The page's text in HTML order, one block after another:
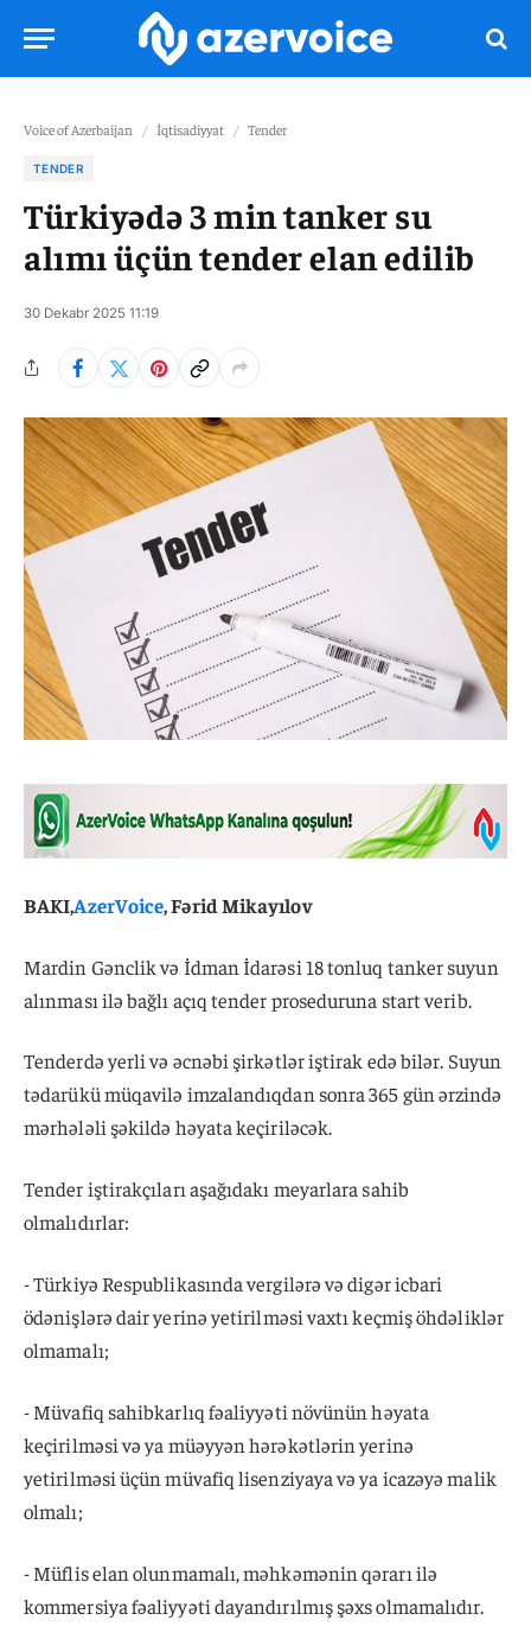
Voice of Azerbaijan / İqtisadiyyat / Tender
TENDER
Türkiyədə 3 min tanker su
alımı üçün tender elan edilib
30 Dekabr 2025 11:19
BAKI,AzerVoice, Fərid Mikayılov
Mardin Gənclik və İdman İdarəsi 18 tonluq tanker suyun
alınması ilə bağlı açıq tender proseduruna start verib.
Tenderdə yerli və əcnəbi şirkətlər iştirak edə bilər. Suyun
tədarükü müqavilə imzalandıqdan sonra 365 gün ərzində
mərhələli şəkildə həyata keçiriləcək.
Tender iştirakçıları aşağıdakı meyarlara sahib
olmalıdırlar:
- Türkiyə Respublikasında vergilərə və digər icbari
ödənişlərə dair yerinə yetirilməsi vaxtı keçmiş öhdəliklər
olmamalı;
- Müvafiq sahibkarlıq fəaliyyəti növünün həyata
keçirilməsi və ya müəyyən hərəkətlərin yerinə
yetirilməsi üçün müvafiq lisenziyaya və ya icazəyə malik
olmalı;
- Müflis elan olunmamalı, məhkəmənin qərarı ilə
kommersiya fəaliyyəti dayandırılmış şəxs olmamalıdır.